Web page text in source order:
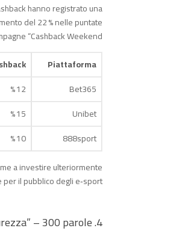
hanno registrato una
del 22 % nelle puntate
“Cashback Weekend”.
Piattaforma
Bet365
12 %
Unibet
15 %
888sport
10 %
a investire ulteriormente
il pubblico degli e‑sport.
4. Impatto culturale: il cashback come “cultura della sicurezza” – 300 parole